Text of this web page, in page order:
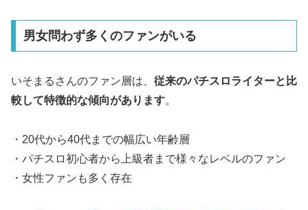
男女問わず多くのファンがいる
いそまるさんのファン層は、 従来のパチスロライターと比
較して特徴的な傾向があります。
・20代から40代までの幅広い年齢層
・パチスロ初心者から上級者まで様々なレベルのファン
・女性ファンも多く存在